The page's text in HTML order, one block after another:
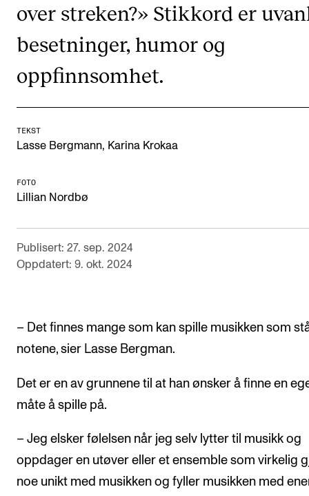
Semesterregistrering
STUDENTLIV
Betalte spilleoppdrag
Velferd og helse
AKTUELT
KONTAKTER
Kontaktpunkt
Studentutvalet SUT
Biblioteket
Organisasjon
over streken?» Stikkord er
besetninger, humor og
oppfinnsomhet.
TEKST
Lasse Bergmann, Karina Krokaa
FOTO
Lillian Nordbø
Publisert: 27. sep. 2024
Oppdatert: 9. okt. 2024
– Det finnes mange som kan spille musikken som
notene, sier Lasse Bergman.
Det er en av grunnene til at han ønsker å finne en
måte å spille på.
– Jeg elsker følelsen når jeg selv lytter til musikk og
oppdager en utøver eller et ensemble som virkelig
noe unikt med musikken og fyller musikken med